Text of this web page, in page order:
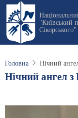
Перейти
основного
вмісту
"Київський
Сікорського"
Головна Нічний
Нічний ангел